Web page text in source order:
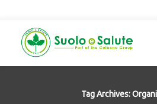
Tag Archives: